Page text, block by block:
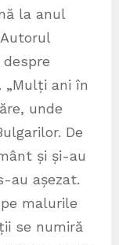
la anul
Autorul
„Mulți ani în
unde
De
și și-au
au așezat.
malurile
se numiră